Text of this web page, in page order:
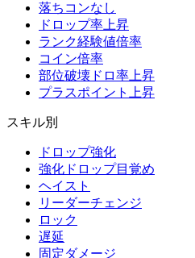
落ちコンなし
ドロップ率上昇
ランク経験値倍率
コイン倍率
部位破壊ドロ率上昇
プラスポイント上昇
スキル別
ドロップ強化
強化ドロップ目覚め
ヘイスト
リーダーチェンジ
ロック
遅延
固定ダメージ